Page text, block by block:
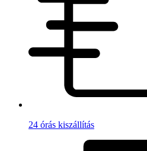
24 órás kiszállítás